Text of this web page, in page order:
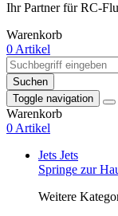
Ihr Partner für RC-
Warenkorb
0 Artikel
Suchen
Toggle navigation
Warenkorb
0 Artikel
Jets Jets
Springe zur
Weitere